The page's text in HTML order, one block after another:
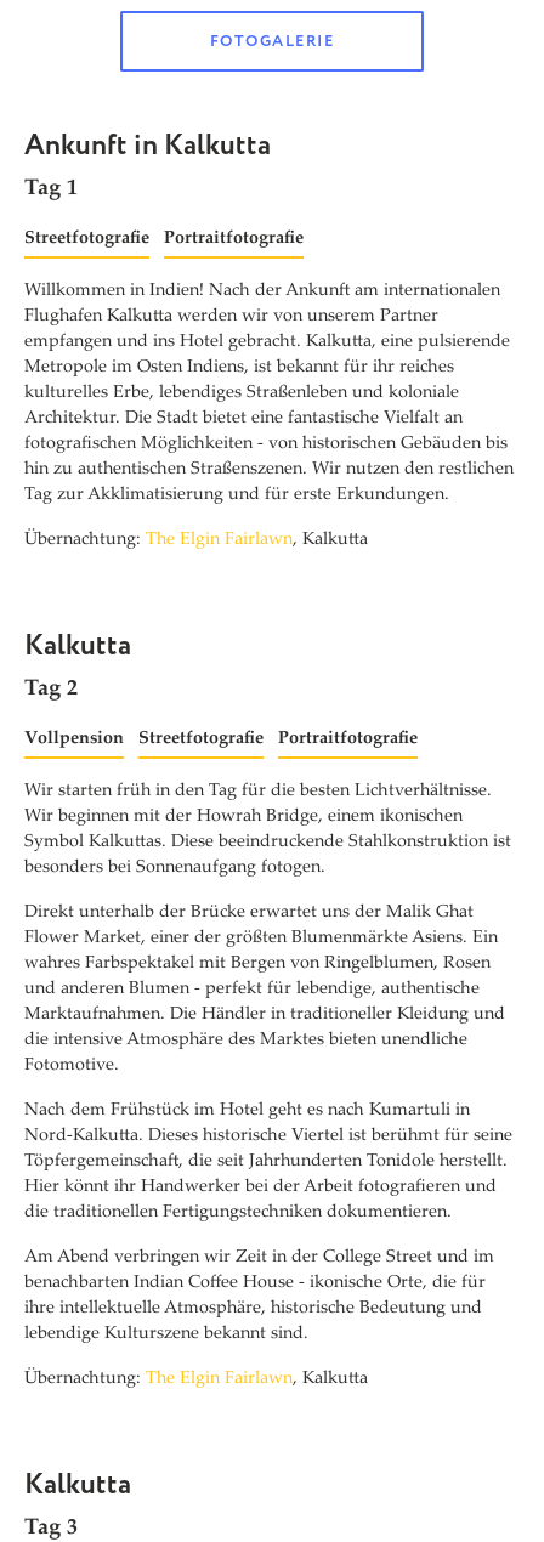
FOTOGALERIE
Ankunft in Kalkutta
Tag 1
Streetfotografie Portraitfotografie
Willkommen in Indien! Nach der Ankunft am internationalen
Flughafen Kalkutta werden wir von unserem Partner
empfangen und ins Hotel gebracht. Kalkutta, eine pulsierende
Metropole im Osten Indiens, ist bekannt für ihr reiches
kulturelles Erbe, lebendiges Straßenleben und koloniale
Architektur. Die Stadt bietet eine fantastische Vielfalt an
fotografischen Möglichkeiten - von historischen Gebäuden bis
hin zu authentischen Straßenszenen. Wir nutzen den restlichen
Tag zur Akklimatisierung und für erste Erkundungen.
Übernachtung: The Elgin Fairlawn, Kalkutta
Kalkutta
Tag 2
Vollpension Streetfotografie Portraitfotografie
Wir starten früh in den Tag für die besten Lichtverhältnisse.
Wir beginnen mit der Howrah Bridge, einem ikonischen
Symbol Kalkuttas. Diese beeindruckende Stahlkonstruktion ist
besonders bei Sonnenaufgang fotogen.
Direkt unterhalb der Brücke erwartet uns der Malik Ghat
Flower Market, einer der größten Blumenmärkte Asiens. Ein
wahres Farbspektakel mit Bergen von Ringelblumen, Rosen
und anderen Blumen - perfekt für lebendige, authentische
Marktaufnahmen. Die Händler in traditioneller Kleidung und
die intensive Atmosphäre des Marktes bieten unendliche
Fotomotive.
Nach dem Frühstück im Hotel geht es nach Kumartuli in
Nord-Kalkutta. Dieses historische Viertel ist berühmt für seine
Töpfergemeinschaft, die seit Jahrhunderten Tonidole herstellt.
Hier könnt ihr Handwerker bei der Arbeit fotografieren und
die traditionellen Fertigungstechniken dokumentieren.
Am Abend verbringen wir Zeit in der College Street und im
benachbarten Indian Coffee House - ikonische Orte, die für
ihre intellektuelle Atmosphäre, historische Bedeutung und
lebendige Kulturszene bekannt sind.
Übernachtung: The Elgin Fairlawn, Kalkutta
Kalkutta
Tag 3